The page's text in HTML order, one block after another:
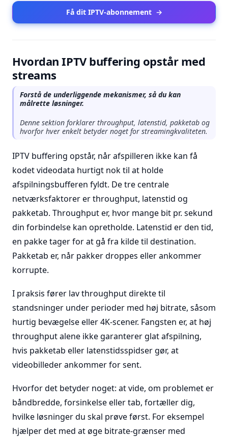
Få dit IPTV-abonnement →
Hvordan IPTV buffering opstår med
streams
Forstå de underliggende mekanismer, så du kan
målrette løsninger.
Denne sektion forklarer throughput, latenstid, pakketab og
hvorfor hver enkelt betyder noget for streamingkvaliteten.
IPTV buffering opstår, når afspilleren ikke kan få
kodet videodata hurtigt nok til at holde
afspilningsbufferen fyldt. De tre centrale
netværksfaktorer er throughput, latenstid og
pakketab. Throughput er, hvor mange bit pr. sekund
din forbindelse kan opretholde. Latenstid er den tid,
en pakke tager for at gå fra kilde til destination.
Pakketab er, når pakker droppes eller ankommer
korrupte.
I praksis fører lav throughput direkte til
standsninger under perioder med høj bitrate, såsom
hurtig bevægelse eller 4K-scener. Fangsten er, at høj
throughput alene ikke garanterer glat afspilning,
hvis pakketab eller latenstidsspidser gør, at
videobilleder ankommer for sent.
Hvorfor det betyder noget: at vide, om problemet er
båndbredde, forsinkelse eller tab, fortæller dig,
hvilke løsninger du skal prøve først. For eksempel
hjælper det med at øge bitrate-grænser med